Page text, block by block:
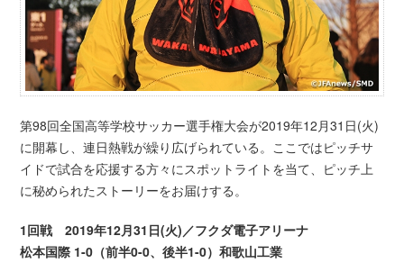
第98回全国高等学校サッカー選手権大会が2019年12月31日(火)
に開幕し、連日熱戦が繰り広げられている。ここではピッチサ
イドで試合を応援する方々にスポットライトを当て、ピッチ上
に秘められたストーリーをお届けする。
1回戦 2019年12月31日(火)／フクダ電子アリーナ
松本国際 1-0（前半0-0、後半1-0）和歌山工業